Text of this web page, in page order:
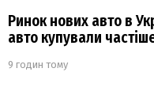
Ринок нових авто в
авто купували
9 годин тому